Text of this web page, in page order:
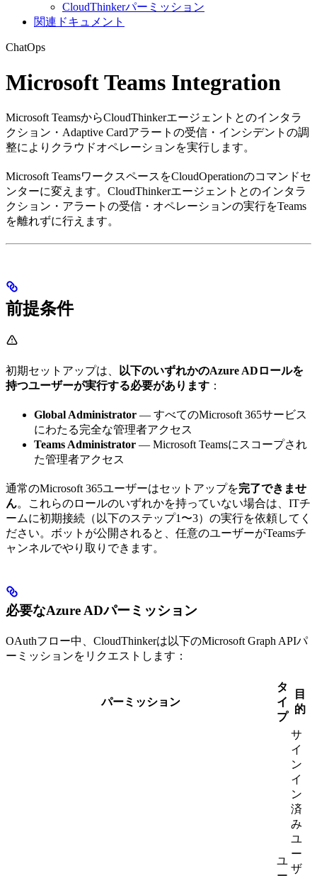
CloudThinkerパーミッション
関連ドキュメント
ChatOps
Microsoft Teams Integration
Microsoft TeamsからCloudThinkerエージェントとのインタラ
クション・Adaptive Cardアラートの受信・インシデントの調
整によりクラウドオペレーションを実行します。
Microsoft TeamsワークスペースをCloudOperationのコマンドセ
ンターに変えます。CloudThinkerエージェントとのインタラ
クション・アラートの受信・オペレーションの実行をTeams
を離れずに行えます。
前提条件
初期セットアップは、
以下のいずれかのAzure ADロールを
持つユーザーが実行する必要があります ：
Global Administrator — すべてのMicrosoft 365サービス
にわたる完全な管理者アクセス
Teams Administrator — Microsoft Teamsにスコープされ
た管理者アクセス
通常のMicrosoft 365ユーザーはセットアップを完了できませ
ん。これらのロールのいずれかを持っていない場合は、ITチ
ームに初期接続（以下のステップ1〜3）の実行を依頼してく
ださい。ボットが公開されると、任意のユーザーがTeamsチ
ャンネルでやり取りできます。
必要なAzure ADパーミッション
OAuthフロー中、CloudThinkerは以下のMicrosoft Graph APIパ
ーミッションをリクエストします：
パーミッション
タ
イ
プ
目
的
ユ
サ
イ
ン
イ
ン
済
み
ユ
ー
ザ